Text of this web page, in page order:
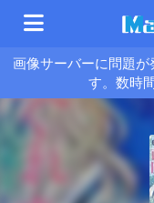
画像サーバーに問題
す。数時